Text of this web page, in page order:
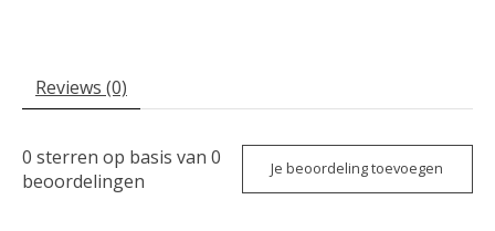
Reviews (0)
0 sterren op basis van 0
beoordelingen
Je beoordeling toevoegen